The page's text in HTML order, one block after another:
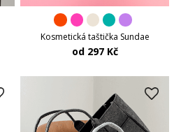
Kosmetická taštička Sundae
od 297 Kč